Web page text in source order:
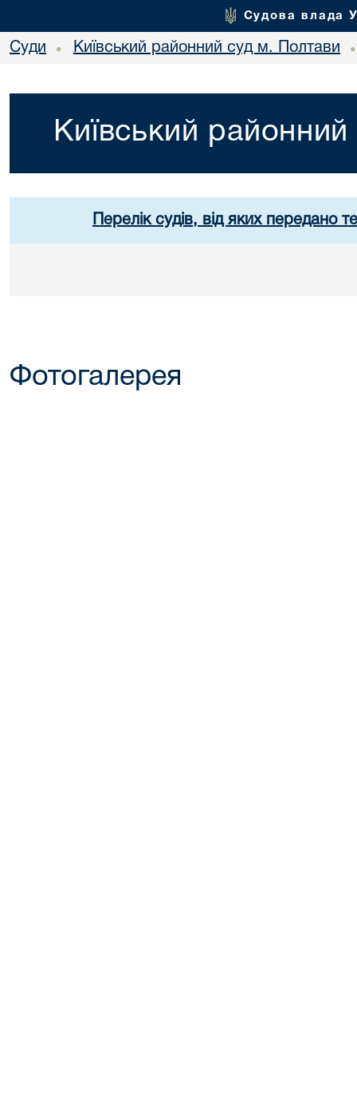
Судова влада
Суди • Київський районний суд м. Полтави •
Київський
Перелік судів, від яких передано
Фотогалерея